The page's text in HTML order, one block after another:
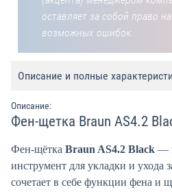
оставляет за собой право
возможных ошибок.
Описание и полные
Описание:
Фен-щетка Braun AS4.2
Фен-щётка Braun AS4.2 Black —
инструмент для укладки и ухода
сочетает в себе функции фена и